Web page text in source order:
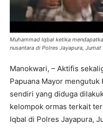
Muhammad Iqbal ketika
nusantara di Polres Jayapura,
Manokwari, – Aktifis
Papuana Mayor
sendiri yang diduga
kelompok ormas terkait
Iqbal di Polres Jayapura,